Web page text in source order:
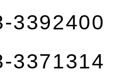
3392400
3371314